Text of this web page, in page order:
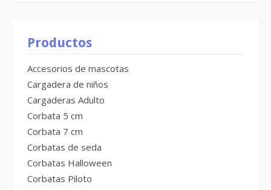
Productos
Accesorios de mascotas
Cargadera de niños
Cargaderas Adulto
Corbata 5 cm
Corbata 7 cm
Corbatas de seda
Corbatas Halloween
Corbatas Piloto